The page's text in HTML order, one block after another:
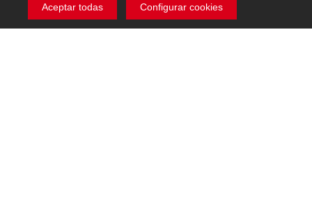
Aceptar todas Configurar cookies